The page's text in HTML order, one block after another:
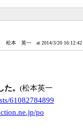
松本 英一 at 2014/3/20 16:12:42
。 (松本英一
sts/61082784899
po